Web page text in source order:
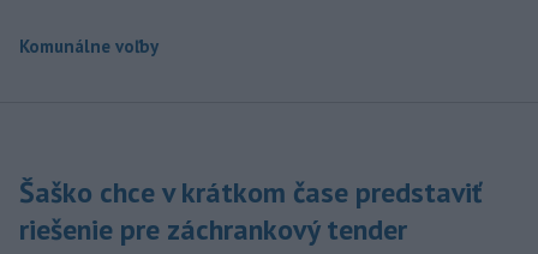
Komunálne voľby
Šaško chce v krátkom čase predstaviť
riešenie pre záchrankový tender